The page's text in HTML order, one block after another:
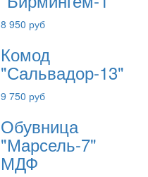
8 950 руб
Комод
"Сальвадор-13"
9 750 руб
Обувница
"Марсель-7"
МДФ